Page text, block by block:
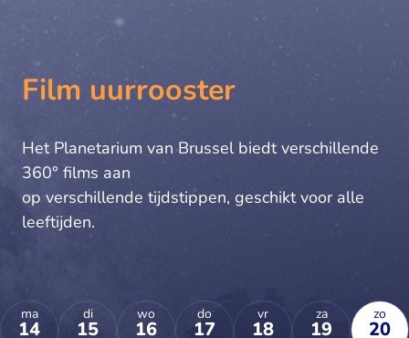
Film uurrooster
Het Planetarium van Brussel biedt verschillende
360° films aan
op verschillende tijdstippen, geschikt voor alle
leeftijden.
ma
14
di
15
wo
16
do
17
vr
18
za
19
zo
20